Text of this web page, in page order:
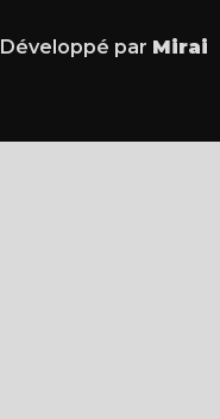
Développé par Mirai